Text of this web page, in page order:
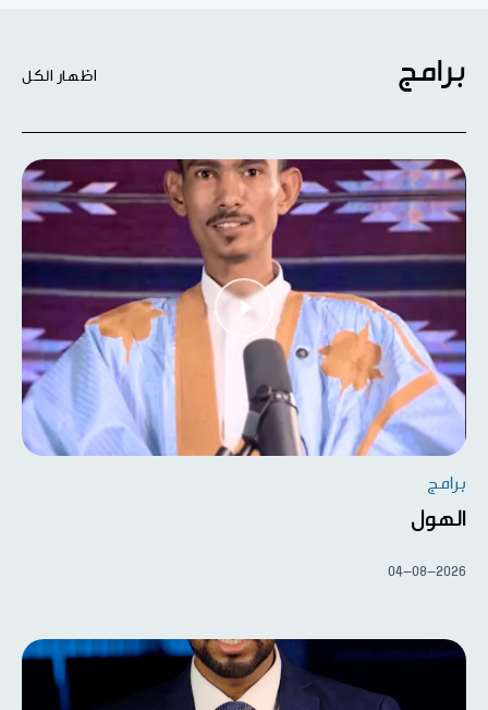
برامج اظهار الكل
برامج
الهول
04-08-2026